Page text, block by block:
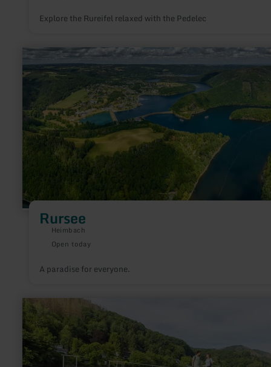
Explore the Rureifel relaxed with the Pedelec
Rursee
Heimbach
Open today
A paradise for everyone.
learn
about:
Rursee
more
about:
Tretbootverleih
Staubecken
Heimbach